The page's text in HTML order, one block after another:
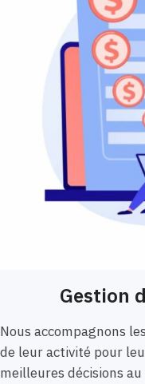
Gestion
Nous accompagnons
de leur activité pour
meilleures décisions